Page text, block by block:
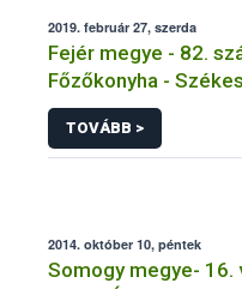
2019. február 27, szerda
Fejér megye - 82.
Főzőkonyha -
TOVÁBB >
2014. október 10, péntek
Somogy megye- 16.